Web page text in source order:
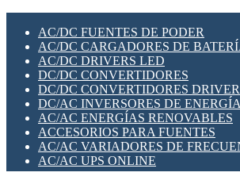
SWITCH Y MICROSWITCH
TARJETAS PI
UNIÓN Y DERIVACIÓN DE CABLE
PLACAS MODULARES IOT
SWITCHES Y REDES WIFI
SOLUCIONES IOT
SOLUCIONES LORAWAN
SOLUCIONES RED CELULAR
SEGURIDAD PARA REDES
SWITCHES LAN
TELEFONÍA IP (VOIP)
VIGILANCIA IP (CCTV)
MESHTASTIC
AC/DC FUENTES DE PODER
AC/DC CARGADORES DE
AC/DC DRIVERS LED
DC/DC CONVERTIDORES
DC/DC CONVERTIDORES
DC/AC INVERSORES DE ENERGÍA
AC/AC ENERGÍAS RENOVABLES
ACCESORIOS PARA FUENTES
AC/AC VARIADORES DE
AC/AC UPS ONLINE